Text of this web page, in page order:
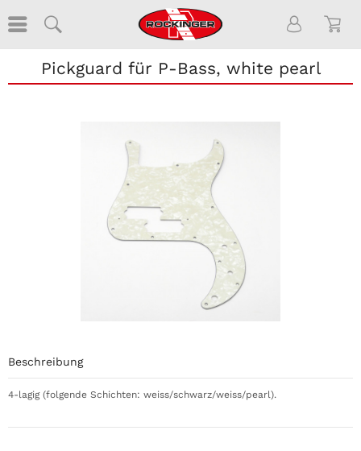
Pickguard für P-Bass, white pearl
Beschreibung
4-lagig (folgende Schichten: weiss/schwarz/weiss/pearl).